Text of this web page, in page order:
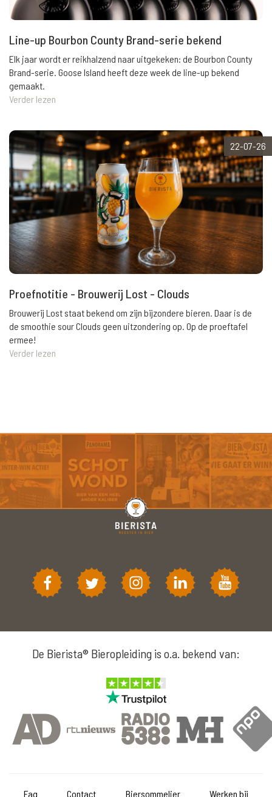
Line-up Bourbon County Brand-serie bekend
Elk jaar wordt er reikhalzend naar uitgekeken: de Bourbon County
Brand-serie. Goose Island heeft deze week de line-up bekend
gemaakt.
Verder lezen
22-07-26
Proefnotitie - Brouwerij Lost - Clouds
Brouwerij Lost staat bekend om zijn bijzondere bieren. Daar is de
de smoothie sour Clouds geen uitzondering op. Op de proeftafel
ermee!
Verder lezen
De Bierista® Bieropleiding is o.a. bekend van:
Faq Contact Biersommelier Werken bij